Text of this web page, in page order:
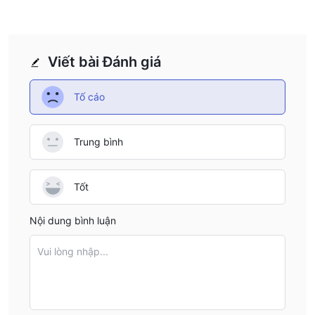
cấp cho nhà đầu tư cơ hội giao dịch vào bất kỳ thời điểm nào,
ngay cả ngoài giờ giao dịch tiêu chuẩn.
Nhược điểm của Flow Traders:
quy định hợp lệ nào, điều này gây ra rủi ro đáng kể cho nhà đầu
tư vì không có chính phủ hoặc cơ quan tài chính giám sát hoạt
động của họ.
- Điều kiện giao dịch không rõ ràng: Một số khía cạnh của giao
dịch trên nền tảng, chẳng hạn như spread, phí giao dịch, swap,
loại tài khoản và phương thức gửi tiền, không minh bạch hoặc
được thông báo rõ ràng cho nhà đầu tư, dẫn đến sự không
Flow Traders có phải là hợp pháp hay lừa đảo không?
Viết bài Đánh giá
Tố cáo
Trung bình
Tốt
Nội dung bình luận
Vui lòng nhập...